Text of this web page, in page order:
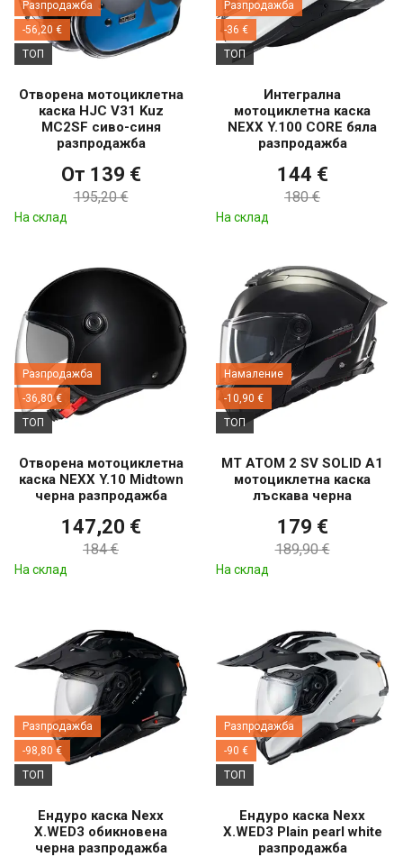
Разпродажба
-56,20 €
ТОП
Отворена мотоциклетна
каска HJC V31 Kuz
MC2SF сиво-синя
разпродажба
От 139 €
195,20 €
На склад
Разпродажба
-36 €
ТОП
Интегрална
мотоциклетна каска
NEXX Y.100 CORE бяла
разпродажба
144 €
180 €
На склад
Разпродажба
-36,80 €
ТОП
Отворена мотоциклетна
каска NEXX Y.10 Midtown
черна разпродажба
147,20 €
184 €
На склад
Намаление
-10,90 €
ТОП
MT ATOM 2 SV SOLID A1
мотоциклетна каска
лъскава черна
179 €
189,90 €
На склад
Разпродажба
-98,80 €
ТОП
Ендуро каска Nexx
X.WED3 обикновена
черна разпродажба
Разпродажба
-90 €
ТОП
Ендуро каска Nexx
X.WED3 Plain pearl white
разпродажба